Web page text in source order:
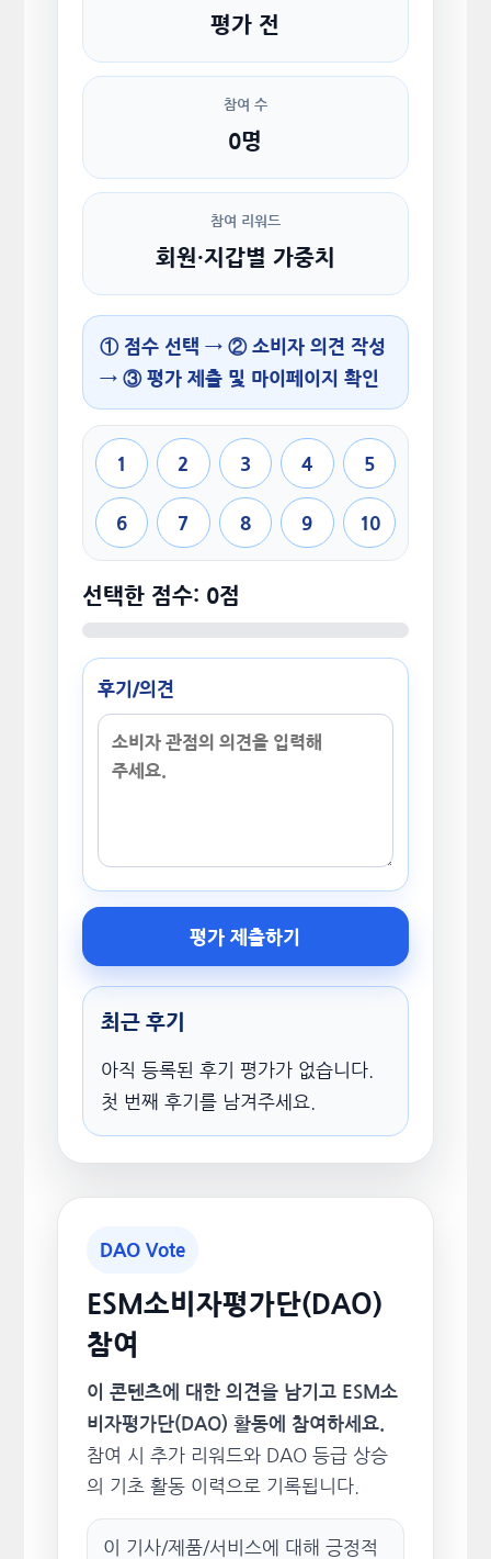
평가 전
참여 수
0명
참여 리워드
회원·지갑별 가중치
① 점수 선택 → ② 소비자 의견 작성
→ ③ 평가 제출 및 마이페이지 확인
1 2 3 4 5
6 7 8 9 10
선택한 점수: 0점
후기/의견
평가 제출하기
최근 후기
아직 등록된 후기 평가가 없습니다.
첫 번째 후기를 남겨주세요.
DAO Vote
ESM소비자평가단(DAO)
참여
이 콘텐츠에 대한 의견을 남기고 ESM소
비자평가단(DAO) 활동에 참여하세요.
참여 시 추가 리워드와 DAO 등급 상승
의 기초 활동 이력으로 기록됩니다.
이 기사/제품/서비스에 대해 긍정적